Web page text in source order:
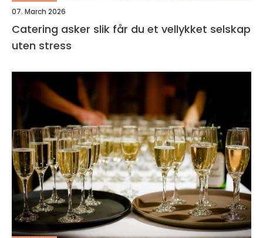
07. March 2026
Catering asker slik får du et vellykket selskap
uten stress